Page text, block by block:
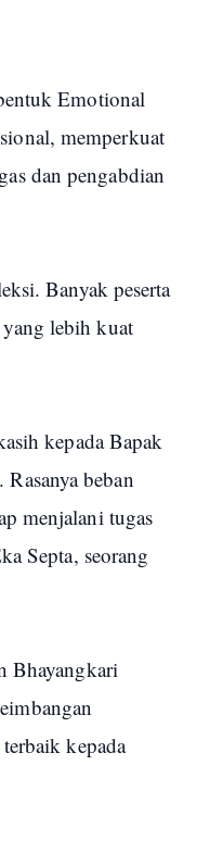
Emotional
memperkuat
dan pengabdian
Banyak peserta
yang lebih kuat
kepada Bapak
beban
menjalani tugas
Septa, seorang
Bhayangkari
kepada